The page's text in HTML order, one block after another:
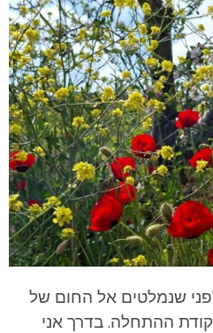
שנמלטים אל החום של
ההתחלה. בדרך אני